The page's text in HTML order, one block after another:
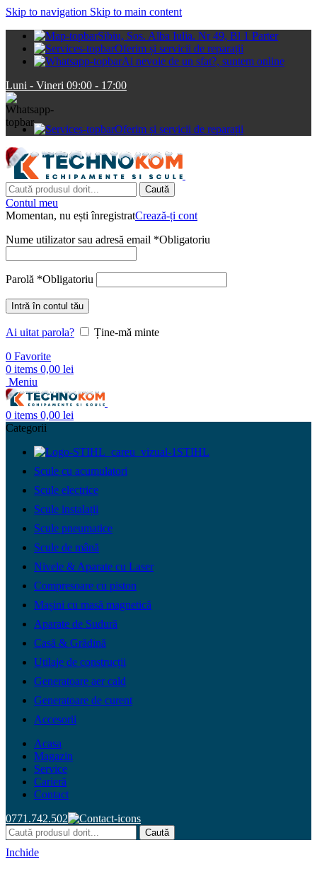
Skip to navigation Skip to main content
Sibiu, Sos. Alba Iulia. Nr 49, Bl 1 Parter
Oferim și servicii de reparații
Ai nevoie de un sfat?, suntem online
Luni - Vineri 09:00 - 17:00
Oferim și servicii de reparații
Caută
Contul meu
Momentan, nu ești înregistratCrează-ți cont
Nume utilizator sau adresă email *Obligatoriu
Parolă *Obligatoriu
Intră în contul tău
Ai uitat parola?
Ține-mă minte
0 Favorite
0 items 0,00 lei
Meniu
0 items 0,00 lei
Categorii
STIHL
Scule cu acumulatori
Scule electrice
Scule instalații
Scule pneumatice
Scule de mână
Nivele & Aparate cu Laser
Compresoare cu piston
Mașini cu masă magnetică
Aparate de Sudură
Casă & Grădină
Utilaje de construcții
Generatoare aer cald
Generatoare de curent
Accesorii
Acasa
Magazin
Service
Carieră
Contact
0771.742.502
Caută
Inchide